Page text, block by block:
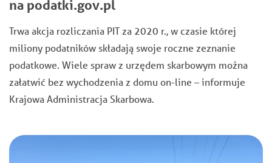
na podatki.gov.pl
Trwa akcja rozliczania PIT za 2020 r., w czasie której
miliony podatników składają swoje roczne zeznanie
podatkowe. Wiele spraw z urzędem skarbowym można
załatwić bez wychodzenia z domu on-line – informuje
Krajowa Administracja Skarbowa.